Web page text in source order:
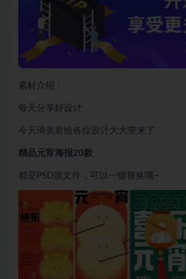
素材介绍：
每天分享好设计
今天琦美君给各位设计大大带来了
精品元宵海报20款
都是PSD源文件，可以一键替换哦~